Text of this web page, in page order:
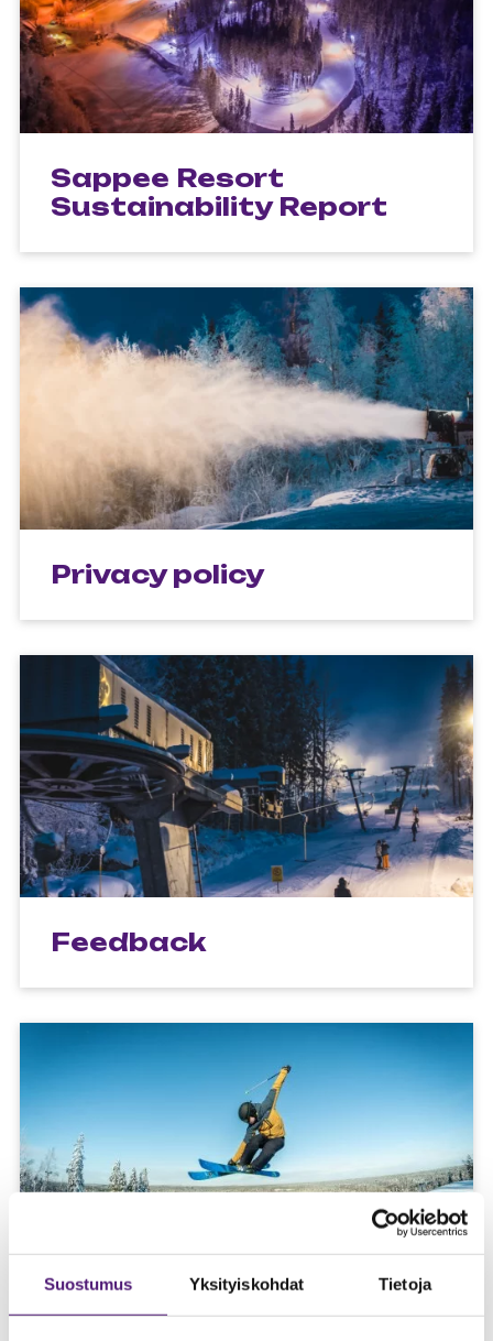
Suostumus Yksityiskohdat Tietoja
Sappee Resort
Sustainability Report
Privacy policy
Feedback
Opening hours and